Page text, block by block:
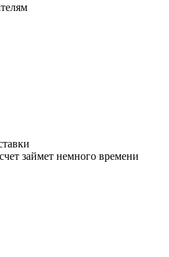
займет немного времени